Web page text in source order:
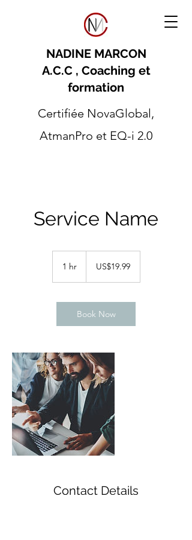
NADINE MARCON
A.C.C , Coaching et
formation
Certifiée NovaGlobal,
AtmanPro et EQ-i 2.0
Service Name
1 hr1
dollarsUS$19.99
Book Now
Contact Details